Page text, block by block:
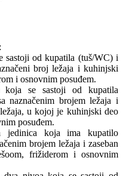
sastoji od kupatila (tuš/WC) i
broj ležaja i kuhinjski
i osnovnim posuđem.
koja se sastoji od kupatila
naznačenim brojem ležaja i
u kojoj je kuhinjski deo
posuđem.
jedinica koja ima kupatilo
brojem ležaja i zaseban
frižiderom i osnovnim